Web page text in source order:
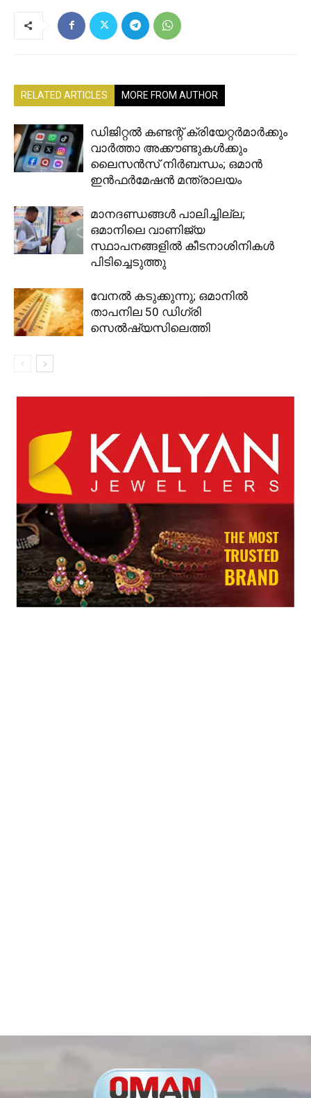
RELATED ARTICLES MORE FROM AUTHOR
ഡിജിറ്റൽ കണ്ടന്റ് ക്രിയേറ്റർമാർക്കും
വാർത്താ അക്കൗണ്ടുകൾക്കും
ലൈസൻസ് നിർബന്ധം; ഒമാൻ
ഇൻഫർമേഷൻ മന്ത്രാലയം
മാനദണ്ഡങ്ങൾ പാലിച്ചില്ല;
ഒമാനിലെ വാണിജ്യ
സ്ഥാപനങ്ങളിൽ കീടനാശിനികൾ
പിടിച്ചെടുത്തു
വേനൽ കടുക്കുന്നു; ഒമാനിൽ
താപനില 50 ഡിഗ്രി
സെൽഷ്യസിലെത്തി